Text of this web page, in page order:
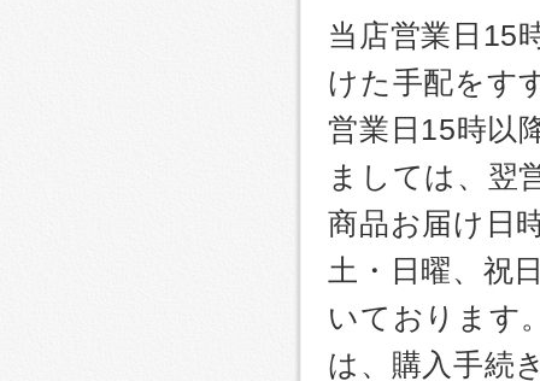
当店営業日15
けた手配をす
営業日15時以
ましては、翌
商品お届け日
土・日曜、祝
いております
は、購入手続